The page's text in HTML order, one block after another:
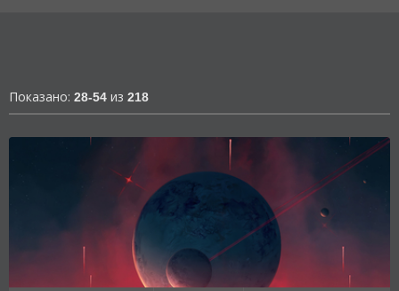
Показано: 28-54 из 218